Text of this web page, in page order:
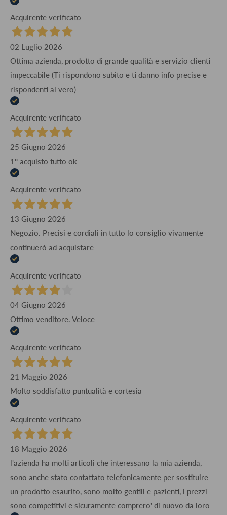
Acquirente verificato
02 Luglio 2026
Ottima azienda, prodotto di grande qualità e servizio clienti
impeccabile (Ti rispondono subito e ti danno info precise e
rispondenti al vero)
Acquirente verificato
25 Giugno 2026
1° acquisto tutto ok
Acquirente verificato
13 Giugno 2026
Negozio. Precisi e cordiali in tutto lo consiglio vivamente
continuerò ad acquistare
Acquirente verificato
04 Giugno 2026
Ottimo venditore. Veloce
Acquirente verificato
21 Maggio 2026
Molto soddisfatto puntualità e cortesia
Acquirente verificato
18 Maggio 2026
l'azienda ha molti articoli che interessano la mia azienda,
sono anche stato contattato telefonicamente per sostituire
un prodotto esaurito, sono molto gentili e pazienti, i prezzi
sono competitivi e sicuramente comprero' di nuovo da loro